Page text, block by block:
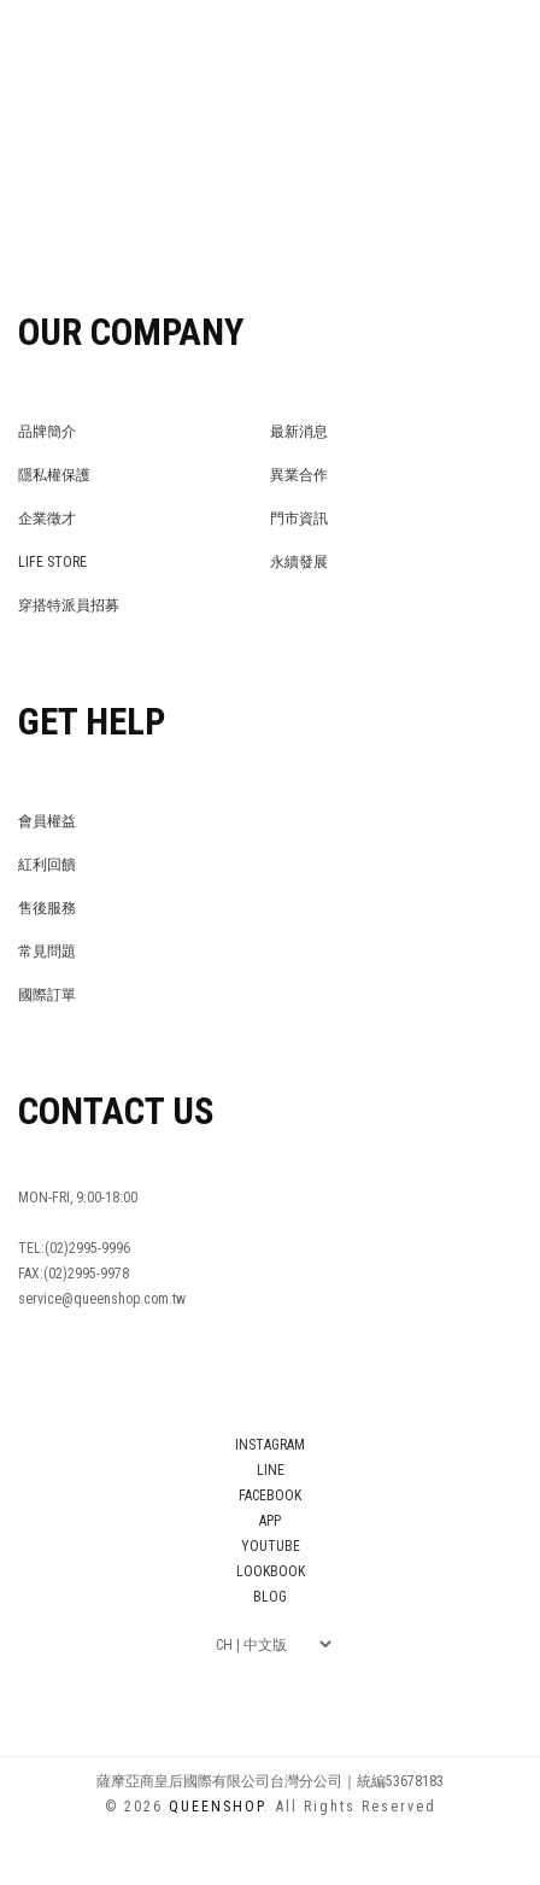
OUR COMPANY
品牌簡介
最新消息
隱私權保護
異業合作
企業徵才
門市資訊
LIFE STORE
永續發展
穿搭特派員招募
GET HELP
會員權益
紅利回饋
售後服務
常見問題
國際訂單
CONTACT US
MON-FRI, 9:00-18:00
TEL:(02)2995-9996
FAX:(02)2995-9978
service@queenshop.com.tw
INSTAGRAM
LINE
FACEBOOK
APP
YOUTUBE
LOOKBOOK
BLOG
薩摩亞商皇后國際有限公司台灣分公司｜統編53678183
© 2026 QUEENSHOP. All Rights Reserved